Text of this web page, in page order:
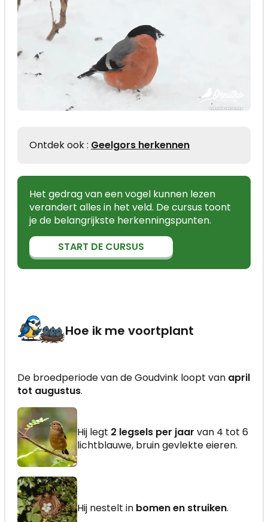
Ontdek ook : Geelgors herkennen
Het gedrag van een vogel kunnen lezen
verandert alles in het veld. De cursus toont
je de belangrijkste herkenningspunten.
START DE CURSUS
Hoe ik me voortplant
De broedperiode van de Goudvink loopt van april
tot augustus.
Hij legt 2 legsels per jaar van 4 tot 6
lichtblauwe, bruin gevlekte eieren.
Hij nestelt in bomen en struiken.